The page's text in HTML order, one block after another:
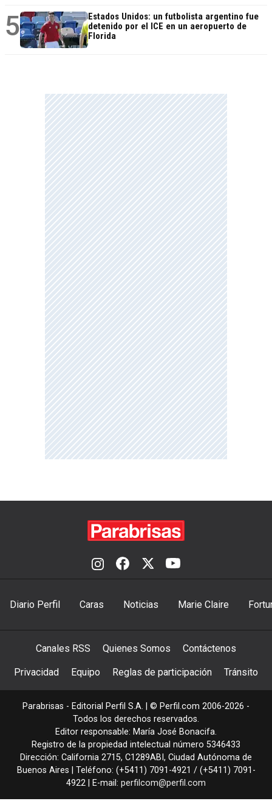
5
Estados Unidos: un futbolista argentino fue
detenido por el ICE en un aeropuerto de
Florida
Diario Perfil Caras Noticias Marie Claire
Canales RSS Quienes Somos Contáctenos
Privacidad Equipo Reglas de participación Tránsito
Parabrisas - Editorial Perfil S.A. | © Perfil.com 2006-2026 -
Todos los derechos reservados.
Editor responsable: María José Bonacifa.
Registro de la propiedad intelectual número 5346433
Dirección: California 2715, C1289ABI , Ciudad Autónoma de
Buenos Aires | Teléfono: (+5411) 7091-4921 / (+5411) 7091-
4922 | E-mail: perfilcom@perfil.com